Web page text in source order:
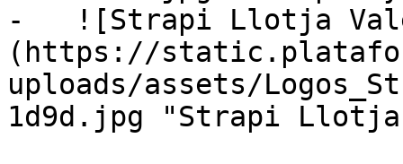
-   ![Strapi Llotja
(https://
uploads/assets/
1d9d.jpg "Strapi